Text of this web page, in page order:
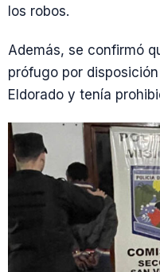
los robos.
Además, se confirmó
prófugo por
Eldorado y tenía